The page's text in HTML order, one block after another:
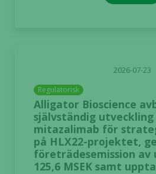
2026-07-23
Regulatorisk
Alligator Bioscience
självständig utveckling
mitazalimab för
på HLX22-projektet,
företrädesemission av
125,6 MSEK samt